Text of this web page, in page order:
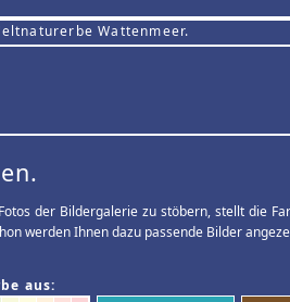
Wattenmeer.
der Bildergalerie zu stöbern, stellt die
werden Ihnen dazu passende Bilder
aus: